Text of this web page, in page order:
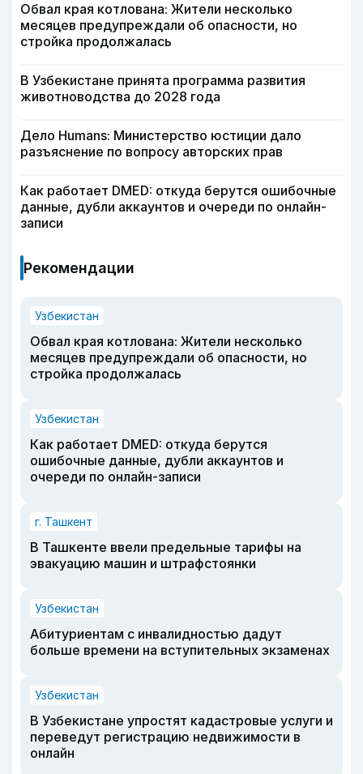
Обвал края котлована: Жители несколько
месяцев предупреждали об опасности, но
стройка продолжалась
В Узбекистане принята программа развития
животноводства до 2028 года
Дело Humans: Министерство юстиции дало
разъяснение по вопросу авторских прав
Как работает DMED: откуда берутся ошибочные
данные, дубли аккаунтов и очереди по онлайн-
записи
Рекомендации
Узбекистан
Обвал края котлована: Жители несколько
месяцев предупреждали об опасности, но
стройка продолжалась
Узбекистан
Как работает DMED: откуда берутся
ошибочные данные, дубли аккаунтов и
очереди по онлайн-записи
г. Ташкент
В Ташкенте ввели предельные тарифы на
эвакуацию машин и штрафстоянки
Узбекистан
Абитуриентам с инвалидностью дадут
больше времени на вступительных экзаменах
Узбекистан
В Узбекистане упростят кадастровые услуги и
переведут регистрацию недвижимости в
онлайн